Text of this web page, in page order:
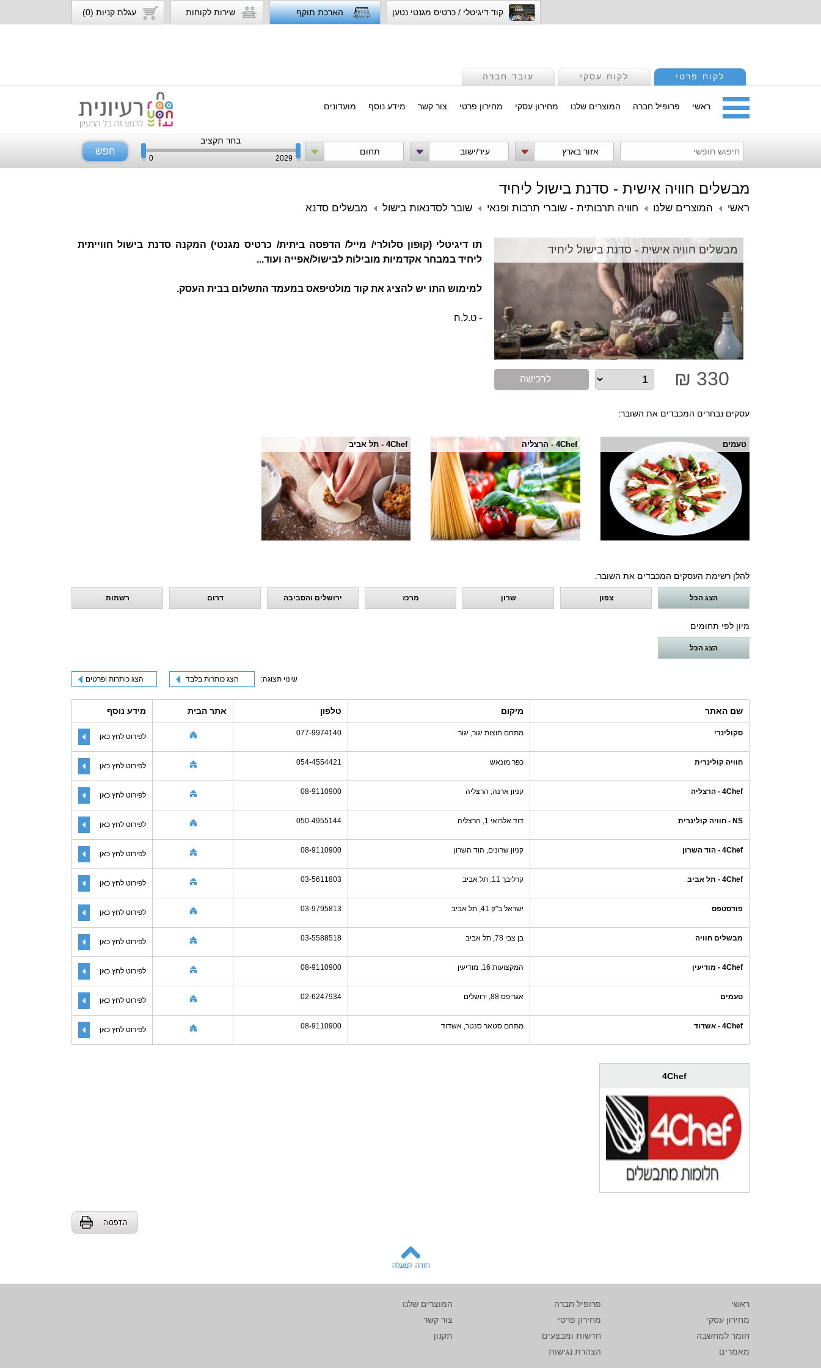
קוד דיגיטלי / כרטיס מגנטי נטען הארכת תוקף שירות לקוחות עגלת קניות (0)
לקוח פרטי לקוח עסקי עובד חברה
ראשי פרופיל חברה המוצרים שלנו מחירון עסקי מחירון פרטי צור קשר מידע נוסף מועדונים
אזור בארץ עיר/ישוב תחום
בחר תקציב
0 2029
חפש
מבשלים חוויה אישית - סדנת בישול ליחיד
ראשי המוצרים שלנו חוויה תרבותית - שוברי תרבות ופנאי שובר לסדנאות בישול מבשלים סדנא
מבשלים חוויה אישית - סדנת בישול ליחיד
330 ₪ לרכישה
תו דיגיטלי (קופון סלולרי/ מייל/ הדפסה ביתית/ כרטיס מגנטי) המקנה סדנת בישול חווייתית
ליחיד במבחר אקדמיות מובילות לבישול/אפייה ועוד...
למימוש התו יש להציג את קוד מולטיפאס במעמד התשלום בבית העסק.
- ט.ל.ח
עסקים נבחרים המכבדים את השובר:
טעמים 4Chef - הרצליה 4Chef - תל אביב
להלן רשימת העסקים המכבדים את השובר:
הצג הכל צפון שרון מרכז ירושלים והסביבה דרום רשתות
מיון לפי תחומים
הצג הכל
שינוי תצוגה: הצג כותרות בלבד הצג כותרות ופרטים
שם האתר מיקום טלפון אתר הבית מידע נוסף
סקולינרי מתחם חוצות יגור, יגור 077-9974140 לפירוט לחץ כאן
חוויה קולינרית כפר מונאש 054-4554421 לפירוט לחץ כאן
4Chef - הרצליה קניון ארנה, הרצליה 08-9110900 לפירוט לחץ כאן
NS - חוויה קולינרית דוד אלרואי 1, הרצליה 050-4955144 לפירוט לחץ כאן
4Chef - הוד השרון קניון שרונים, הוד השרון 08-9110900 לפירוט לחץ כאן
4Chef - תל אביב קרליבך 11, תל אביב 03-5611803 לפירוט לחץ כאן
פודסטפס ישראל ב"ק 41, תל אביב 03-9795813 לפירוט לחץ כאן
מבשלים חוויה בן צבי 78, תל אביב 03-5588518 לפירוט לחץ כאן
4Chef - מודיעין המקצועות 16, מודיעין 08-9110900 לפירוט לחץ כאן
טעמים אגריפס 88, ירושלים 02-6247934 לפירוט לחץ כאן
4Chef - אשדוד מתחם סטאר סנטר, אשדוד 08-9110900 לפירוט לחץ כאן
4Chef
ראשי פרופיל חברה
המוצרים שלנו
מחירון עסקי
מחירון פרטי
צור קשר
חומר למחשבה
חדשות ומבצעים
תקנון
מאמרים
הצהרת נגישות